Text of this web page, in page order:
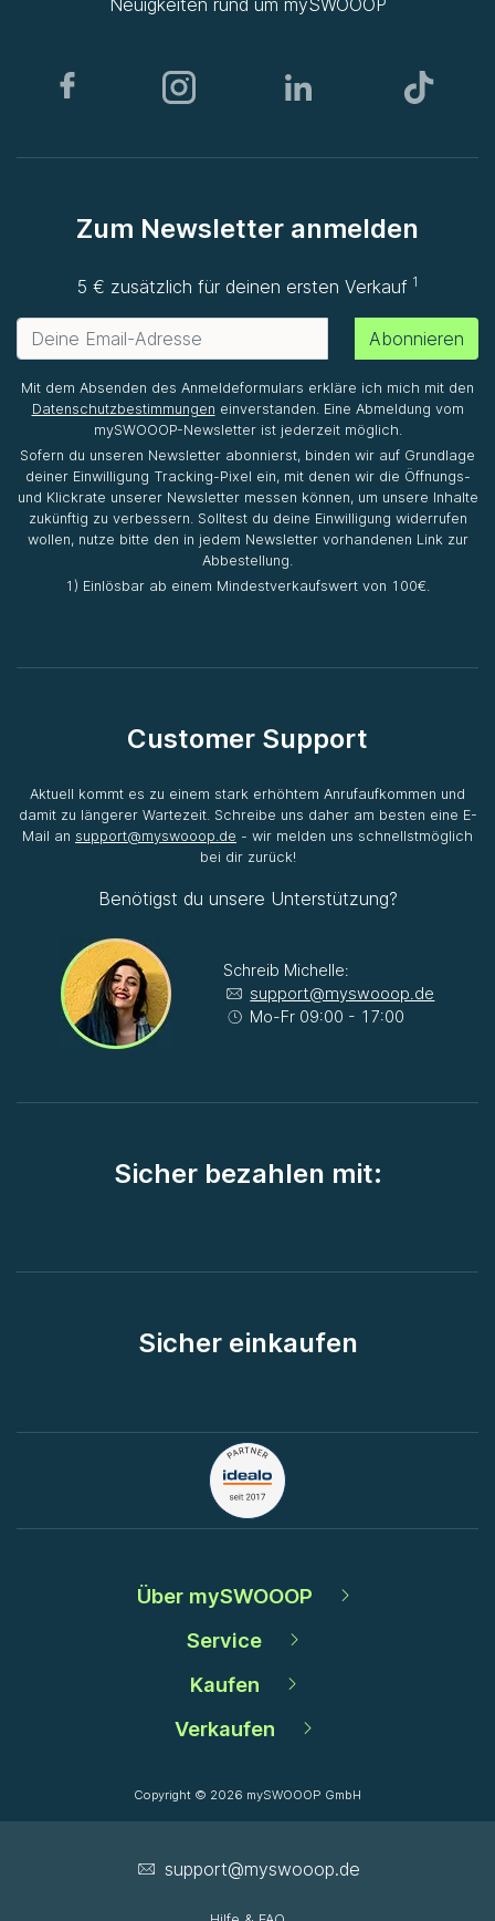
Zum Newsletter anmelden
5 € zusätzlich für deinen ersten Verkauf1
Abonnieren
Mit dem Absenden des Anmeldeformulars erkläre ich mich mit den
Datenschutzbestimmungen einverstanden. Eine Abmeldung vom
mySWOOOP-Newsletter ist jederzeit möglich.
Sofern du unseren Newsletter abonnierst, binden wir auf Grundlage
deiner Einwilligung Tracking-Pixel ein, mit denen wir die Öffnungs-
und Klickrate unserer Newsletter messen können, um unsere Inhalte
zukünftig zu verbessern. Solltest du deine Einwilligung widerrufen
wollen, nutze bitte den in jedem Newsletter vorhandenen Link zur
Abbestellung.
1) Einlösbar ab einem Mindestverkaufswert von 100€.
Customer Support
Aktuell kommt es zu einem stark erhöhtem Anrufaufkommen und
damit zu längerer Wartezeit. Schreibe uns daher am besten eine E-
Mail an support@myswooop.de - wir melden uns schnellstmöglich
bei dir zurück!
Benötigst du unsere Unterstützung?
Schreib Michelle:
support@myswooop.de
Mo-Fr 09:00 - 17:00
Sicher bezahlen mit:
Sicher einkaufen
Über mySWOOOP
Service
Kaufen
Verkaufen
Copyright © 2026 mySWOOOP GmbH
support­@myswooop.de